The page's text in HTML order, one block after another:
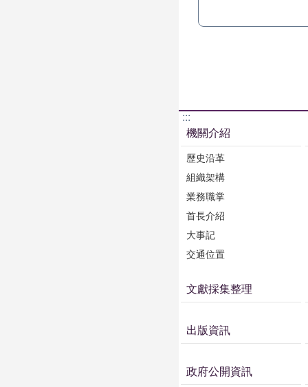
:::
機關介紹
歷史沿革
組織架構
業務職掌
首長介紹
大事記
交通位置
文獻採集整理
出版資訊
政府公開資訊